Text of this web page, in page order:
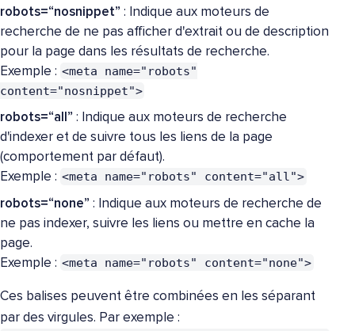
robots=“nosnippet” : Indique aux moteurs de
recherche de ne pas afficher d'extrait ou de description
pour la page dans les résultats de recherche.
Exemple : <meta name="robots"
content="nosnippet">
robots=“all” : Indique aux moteurs de recherche
d'indexer et de suivre tous les liens de la page
(comportement par défaut).
Exemple : <meta name="robots" content="all">
robots=“none” : Indique aux moteurs de recherche de
ne pas indexer, suivre les liens ou mettre en cache la
page.
Exemple : <meta name="robots" content="none">
Ces balises peuvent être combinées en les séparant
par des virgules. Par exemple :